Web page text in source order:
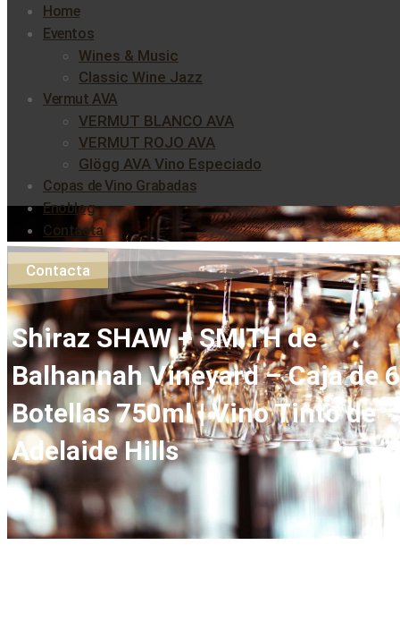
Home
Eventos
Wines & Music
Classic Wine Jazz
Vermut AVA
VERMUT BLANCO AVA
VERMUT ROJO AVA
Glögg AVA Vino Especiado
Copas de Vino Grabadas
Enoblog
Contacta
Contacta
Shiraz SHAW + SMITH de
Balhannah Vineyard – Caja de 6
Botellas 750ml | Vino Tinto de
Adelaide Hills